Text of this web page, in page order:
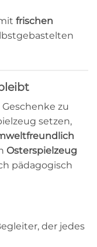
frischen
zu
setzen,
Osterspielzeug
pädagogisch
der jedes